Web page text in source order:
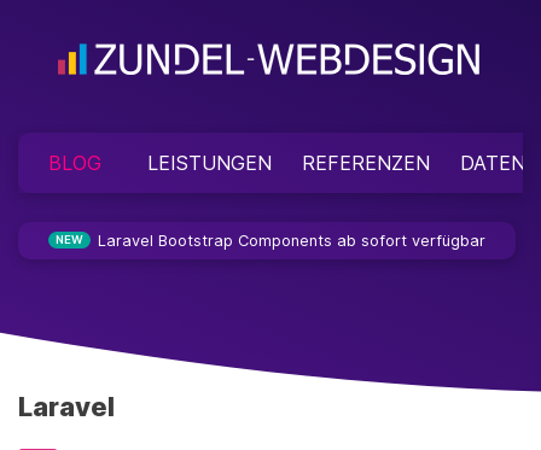
BLOG LEISTUNGEN REFERENZEN
NEW Laravel Bootstrap Components ab sofort verfügbar
Laravel